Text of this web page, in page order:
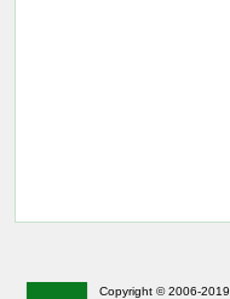
Copyright © 2006-2019